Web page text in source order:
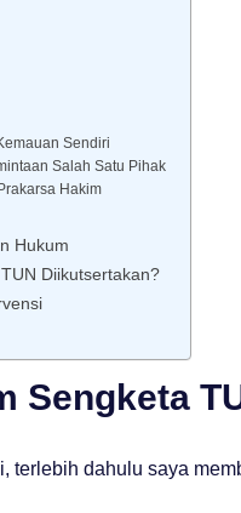
Sendiri
Salah Satu Pihak
Hakim
Hukum
Diikutsertakan?
Sengketa
terlebih dahulu saya